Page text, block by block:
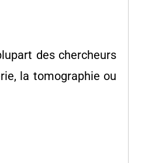
des chercheurs
la tomographie ou